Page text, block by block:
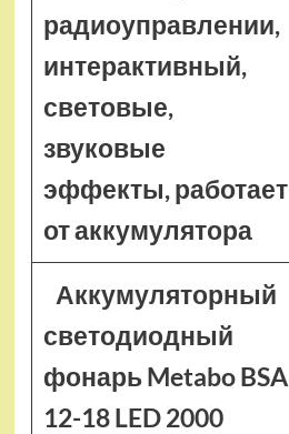
радиоуправлении,
интерактивный,
световые,
звуковые
эффекты, работает
от аккумулятора
Аккумуляторный
светодиодный
фонарь Metabo BSA
12-18 LED 2000